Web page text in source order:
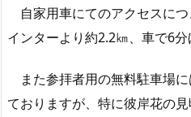
自家用車にてのアクセスに
インターより約2.2㎞、車で6分
また参拝者用の無料駐車場
ておりますが、特に彼岸花の